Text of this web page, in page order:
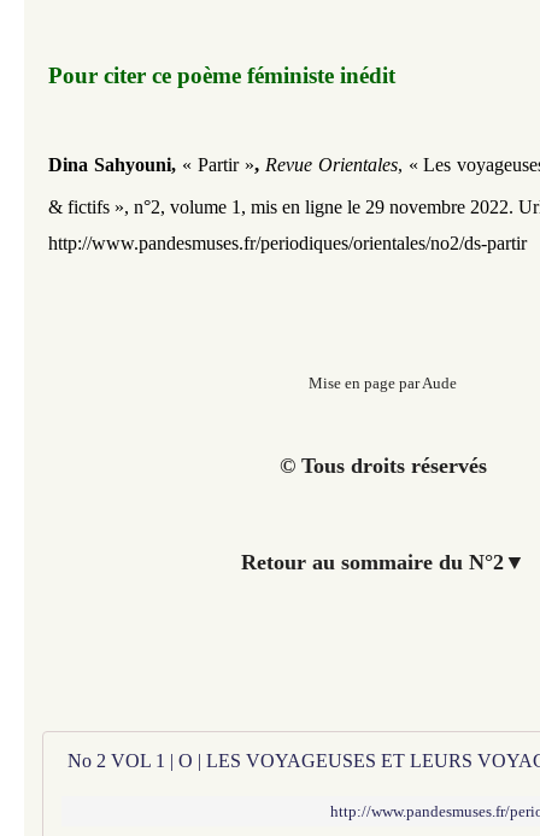
Pour citer ce poème féministe inédit​​​​​​
Dina Sahyouni, « Partir », Revue Orientales, « Les
& fictifs », n°2, volume 1, mis en ligne le 29 novembre 2022.
http://www.pandesmuses.fr/periodiques/orientales/no2/ds-partir
Mise en page par Aude
© Tous droits réservés
Retour au sommaire du N°2▼
http://www.pandesmuses.fr/